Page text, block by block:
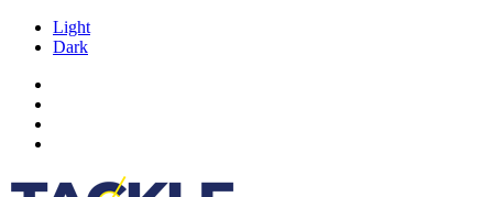
Light
Dark